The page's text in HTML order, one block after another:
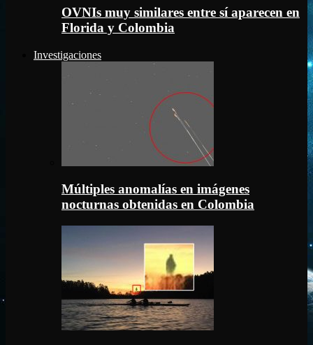
OVNIs muy similares entre sí aparecen en
Florida y Colombia
Investigaciones
Múltiples anomalías en imágenes
nocturnas obtenidas en Colombia